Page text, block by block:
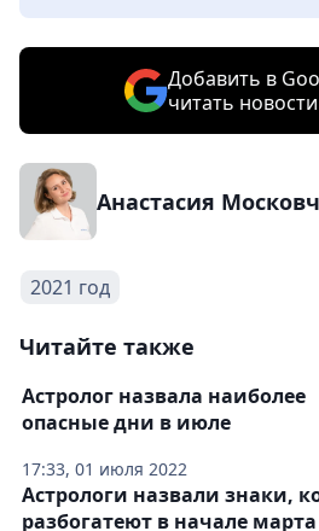
Добавить в
читать
Анастасия
2021 год
Читайте также
17:33, 01 июля 2022
Астролог назвала наиболее
опасные дни в июле
Астрологи назвали знаки,
разбогатеют в начале марта